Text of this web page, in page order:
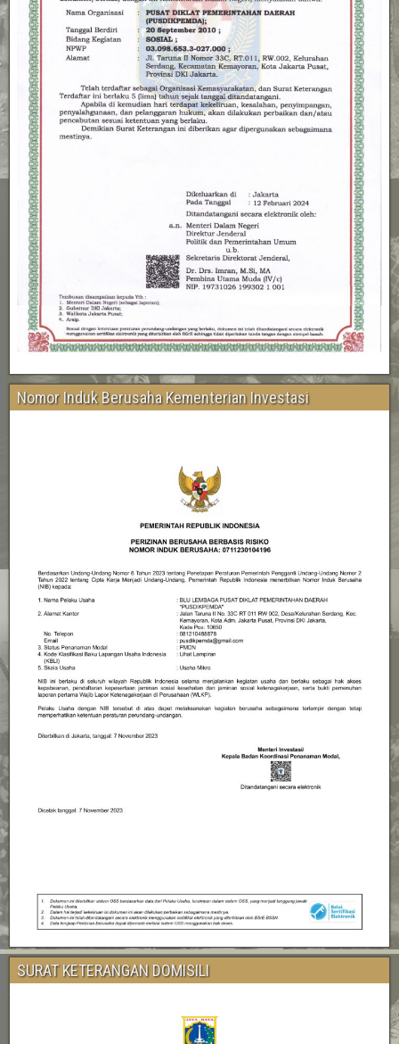
Nomor Induk Berusaha Kementerian Investasi
SURAT KETERANGAN DOMISILI